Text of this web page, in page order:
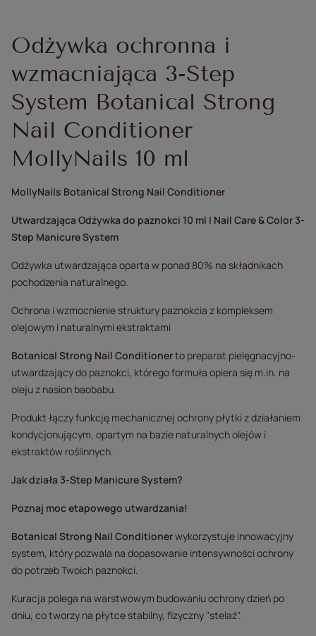
Odżywka ochronna i
wzmacniająca 3-Step
System Botanical Strong
Nail Conditioner
MollyNails 10 ml
MollyNails Botanical Strong Nail Conditioner
Utwardzająca Odżywka do paznokci 10 ml | Nail Care & Color 3-
Step Manicure System
Odżywka utwardzająca oparta w ponad 80% na składnikach
pochodzenia naturalnego.
Ochrona i wzmocnienie struktury paznokcia z kompleksem
olejowym i naturalnymi ekstraktami
Botanical Strong Nail Conditionerto preparat pielęgnacyjno-
utwardzający do paznokci, którego formuła opiera się m.in. na
oleju z nasion baobabu.
Produkt łączy funkcję mechanicznej ochrony płytki z działaniem
kondycjonującym, opartym na bazie naturalnych olejów i
ekstraktów roślinnych.
Jak działa 3-Step Manicure System?
Poznaj moc etapowego utwardzania!
Botanical Strong Nail Conditionerwykorzystuje innowacyjny
system, który pozwala na dopasowanie intensywności ochrony
do potrzeb Twoich paznokci.
Kuracja polega na warstwowym budowaniu ochrony dzień po
dniu, co tworzy na płytce stabilny, fizyczny "stelaż".